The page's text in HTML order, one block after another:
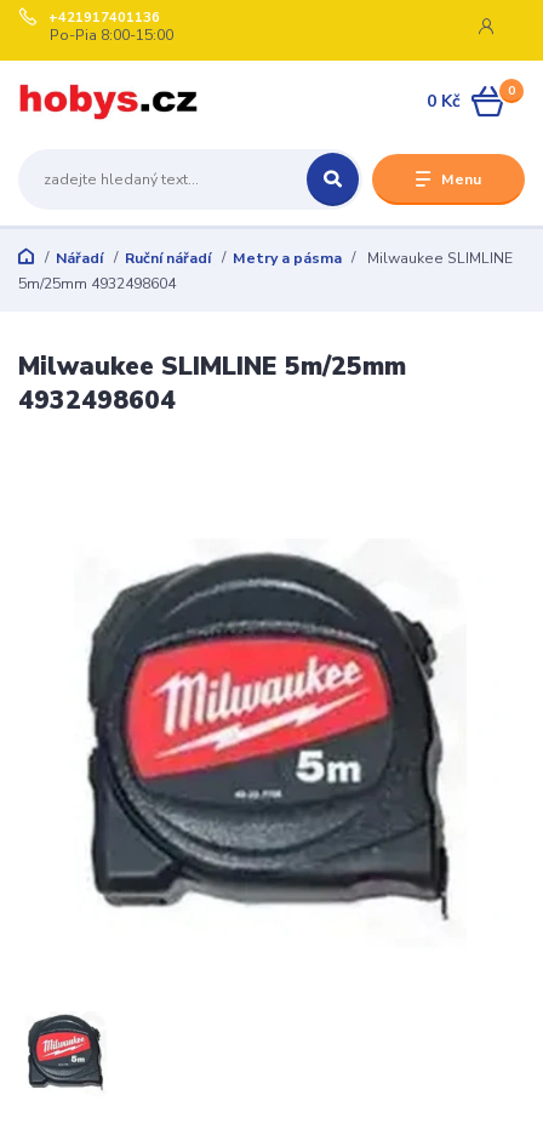
Menu
+421917401136
Po-Pia 8:00-15:00
0
0 Kč
Nářadí Ruční nářadí Metry a pásma
Milwaukee SLIMLINE
5m/25mm 4932498604
Milwaukee SLIMLINE 5m/25mm
4932498604